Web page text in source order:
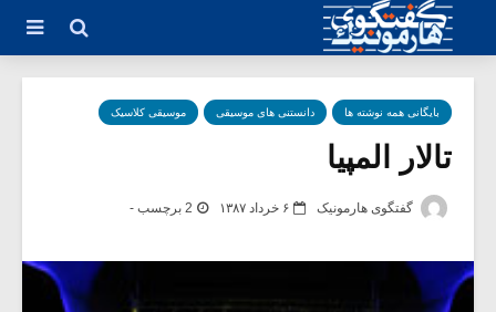
بایگانی همه نوشته ها دانستنی های موسیقی موسیقی کلاسیک
تالار المپیا
گفتگوی هارمونیک ۶ خرداد ۱۳۸۷ 2 برچسب -